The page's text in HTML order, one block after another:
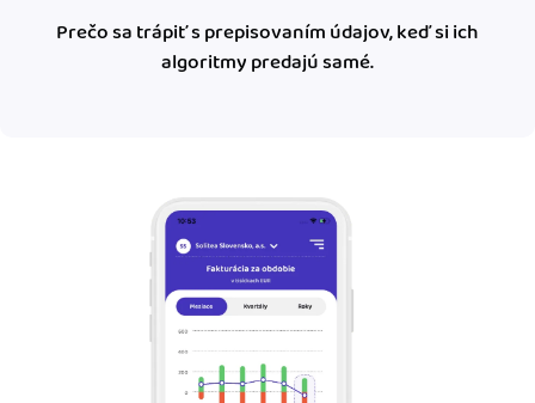
Prečo sa trápiť s prepisovaním údajov, keď si ich
algoritmy predajú samé.